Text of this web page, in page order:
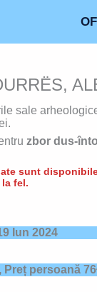
sale
zbor dus-
sunt
fel.
Iun 2024
Preț persoană